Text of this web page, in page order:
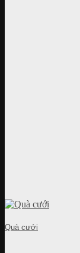
Quà cưới